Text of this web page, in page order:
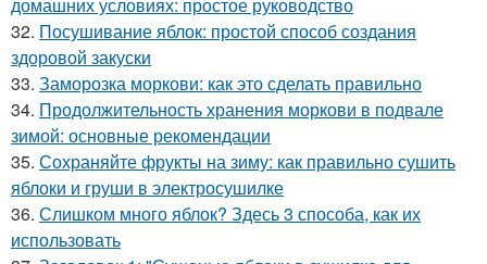
32. Посушивание яблок: простой способ создания
здоровой закуски
33. Заморозка моркови: как это сделать правильно
34. Продолжительность хранения моркови в подвале
зимой: основные рекомендации
35. Сохраняйте фрукты на зиму: как правильно сушить
яблоки и груши в электросушилке
36. Слишком много яблок? Здесь 3 способа, как их
использовать